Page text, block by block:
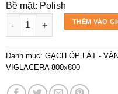
Bề mặt: Polish
Gạch Vigacera THÊM VÀO
Danh mục: GẠCH ỐP LÁT -
VIGLACERA 800x800